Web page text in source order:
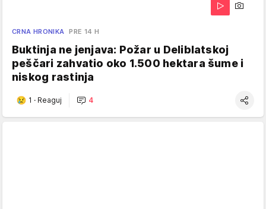
CRNA HRONIKA PRE 14 H
Buktinja ne jenjava: Požar u Deliblatskoj
peščari zahvatio oko 1.500 hektara šume i
niskog rastinja
1 · Reaguj 4